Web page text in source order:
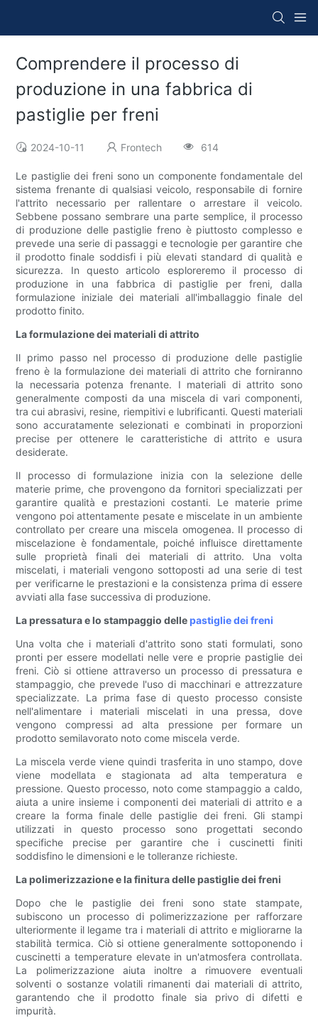
Comprendere il processo di
produzione in una fabbrica di
pastiglie per freni
2024-10-11 Frontech 614
Le pastiglie dei freni sono un componente fondamentale del
sistema frenante di qualsiasi veicolo, responsabile di fornire
l'attrito necessario per rallentare o arrestare il veicolo.
Sebbene possano sembrare una parte semplice, il processo
di produzione delle pastiglie freno è piuttosto complesso e
prevede una serie di passaggi e tecnologie per garantire che
il prodotto finale soddisfi i più elevati standard di qualità e
sicurezza. In questo articolo esploreremo il processo di
produzione in una fabbrica di pastiglie per freni, dalla
formulazione iniziale dei materiali all'imballaggio finale del
prodotto finito.
La formulazione dei materiali di attrito
Il primo passo nel processo di produzione delle pastiglie
freno è la formulazione dei materiali di attrito che forniranno
la necessaria potenza frenante. I materiali di attrito sono
generalmente composti da una miscela di vari componenti,
tra cui abrasivi, resine, riempitivi e lubrificanti. Questi materiali
sono accuratamente selezionati e combinati in proporzioni
precise per ottenere le caratteristiche di attrito e usura
desiderate.
Il processo di formulazione inizia con la selezione delle
materie prime, che provengono da fornitori specializzati per
garantire qualità e prestazioni costanti. Le materie prime
vengono poi attentamente pesate e miscelate in un ambiente
controllato per creare una miscela omogenea. Il processo di
miscelazione è fondamentale, poiché influisce direttamente
sulle proprietà finali dei materiali di attrito. Una volta
miscelati, i materiali vengono sottoposti ad una serie di test
per verificarne le prestazioni e la consistenza prima di essere
avviati alla fase successiva di produzione.
La pressatura e lo stampaggio dellepastiglie dei freni
Una volta che i materiali d'attrito sono stati formulati, sono
pronti per essere modellati nelle vere e proprie pastiglie dei
freni. Ciò si ottiene attraverso un processo di pressatura e
stampaggio, che prevede l'uso di macchinari e attrezzature
specializzate. La prima fase di questo processo consiste
nell'alimentare i materiali miscelati in una pressa, dove
vengono compressi ad alta pressione per formare un
prodotto semilavorato noto come miscela verde.
La miscela verde viene quindi trasferita in uno stampo, dove
viene modellata e stagionata ad alta temperatura e
pressione. Questo processo, noto come stampaggio a caldo,
aiuta a unire insieme i componenti dei materiali di attrito e a
creare la forma finale delle pastiglie dei freni. Gli stampi
utilizzati in questo processo sono progettati secondo
specifiche precise per garantire che i cuscinetti finiti
soddisfino le dimensioni e le tolleranze richieste.
La polimerizzazione e la finitura delle pastiglie dei freni
Dopo che le pastiglie dei freni sono state stampate,
subiscono un processo di polimerizzazione per rafforzare
ulteriormente il legame tra i materiali di attrito e migliorarne la
stabilità termica. Ciò si ottiene generalmente sottoponendo i
cuscinetti a temperature elevate in un'atmosfera controllata.
La polimerizzazione aiuta inoltre a rimuovere eventuali
solventi o sostanze volatili rimanenti dai materiali di attrito,
garantendo che il prodotto finale sia privo di difetti e
impurità.